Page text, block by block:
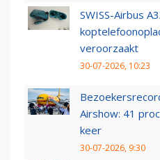
SWISS-Airbus
veroorzaakt
30-07-2026, 10:23
Airshow: 41
keer
30-07-2026, 9:30